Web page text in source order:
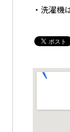
・洗濯機